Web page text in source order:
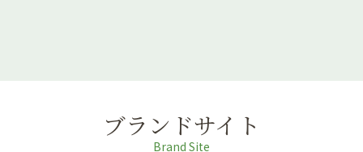
ブランドサイト
Brand Site